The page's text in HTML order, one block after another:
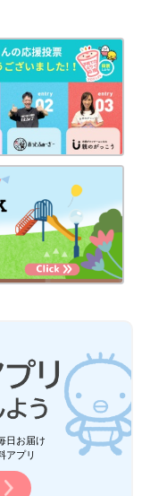
日お届け
アプリ